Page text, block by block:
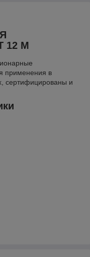
12 М
применения в
сертифицированы и